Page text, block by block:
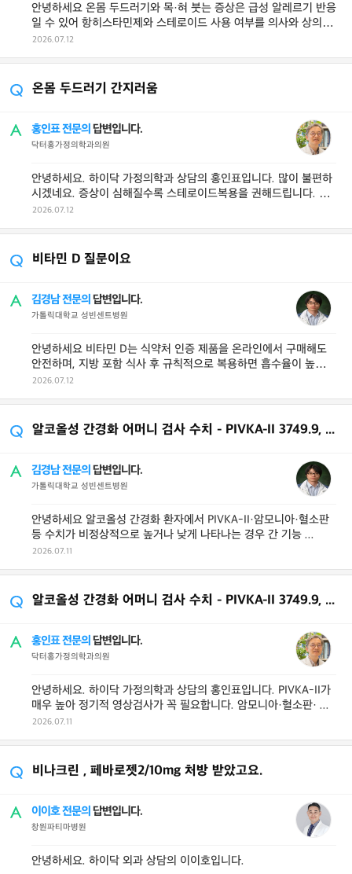
안녕하세요 온몸 두드러기와 목·혀 붓는 증상은 급성 알레르기 반응
일 수 있어 항히스타민제와 스테로이드 사용 여부를 의사와 상의해
2026.07.12
온몸 두드러기 간지러움
홍인표 전문의 답변입니다.
닥터홍가정의학과의원
안녕하세요. 하이닥 가정의학과 상담의 홍인표입니다. 많이 불편하
시겠네요. 증상이 심해질수록 스테로이드복용을 권해드립니다. 정
2026.07.12
비타민 D 질문이요
김경남 전문의 답변입니다.
가톨릭대학교 성빈센트병원
안녕하세요 비타민 D는 식약처 인증 제품을 온라인에서 구매해도
안전하며, 지방 포함 식사 후 규칙적으로 복용하면 흡수율이 높고
2026.07.12
알코올성 간경화 어머니 검사 수치 - PIVKA-II 3749.9, 암모니아 109, 혈소
김경남 전문의 답변입니다.
가톨릭대학교 성빈센트병원
안녕하세요 알코올성 간경화 환자에서 PIVKA-II·암모니아·혈소판
등 수치가 비정상적으로 높거나 낮게 나타나는 경우 간 기능 ...
2026.07.11
알코올성 간경화 어머니 검사 수치 - PIVKA-II 3749.9, 암모니아 109, 혈소
홍인표 전문의 답변입니다.
닥터홍가정의학과의원
안녕하세요. 하이닥 가정의학과 상담의 홍인표입니다. PIVKA-II가
매우 높아 정기적 영상검사가 꼭 필요합니다. 암모니아·혈소판· ...
2026.07.11
비나크린 , 페바로젯2/10mg 처방 받았고요.
이이호 전문의 답변입니다.
창원파티마병원
안녕하세요. 하이닥 외과 상담의 이이호입니다.